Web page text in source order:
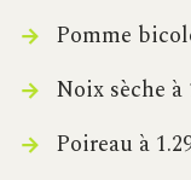
Pomme
Noix sèche à
Poireau à